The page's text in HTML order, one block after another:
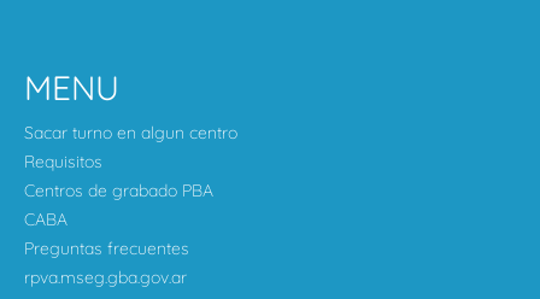
MENU
Sacar turno en algun centro
Requisitos
Centros de grabado PBA
CABA
Preguntas frecuentes
rpva.mseg.gba.gov.ar